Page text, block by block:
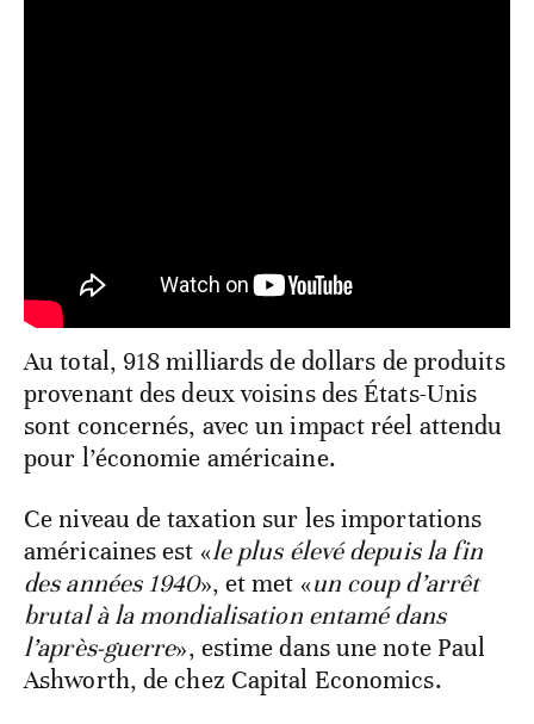
Au total, 918 milliards de dollars de produits
provenant des deux voisins des États-Unis
sont concernés, avec un impact réel attendu
pour l’économie américaine.
Ce niveau de taxation sur les importations
américaines est «le plus élevé depuis la fin
des années 1940», et met «un coup d’arrêt
brutal à la mondialisation entamé dans
l’après-guerre», estime dans une note Paul
Ashworth, de chez Capital Economics.